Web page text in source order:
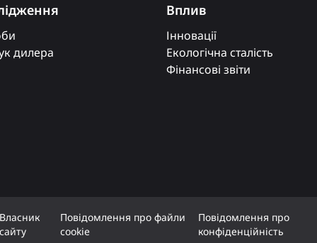
дилера
Вплив
Інновації
Екологічна сталість
Фінансові звіти
Повідомлення про файли
cookie
Повідомлення про
конфіденційність